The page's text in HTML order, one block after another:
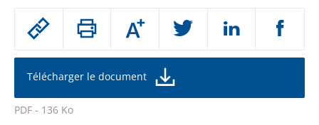
Passer
partage
de
l'article
pour
Augmenter
ou
la
de
police
Télécharger le document
PDF - 136 Ko